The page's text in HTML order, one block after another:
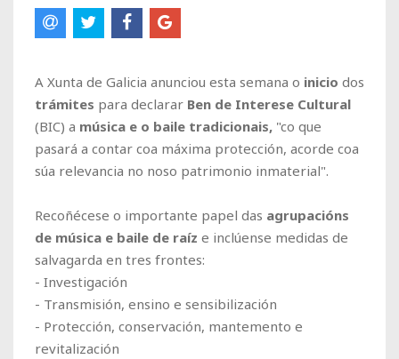
A Xunta de Galicia anunciou esta semana o inicio dos
trámites para declarar Ben de Interese Cultural
(BIC) a música e o baile tradicionais, "co que
pasará a contar coa máxima protección, acorde coa
súa relevancia no noso patrimonio inmaterial".
Recoñécese o importante papel das agrupacións
de música e baile de raíz e inclúense medidas de
salvagarda en tres frontes:
- Investigación
- Transmisión, ensino e sensibilización
- Protección, conservación, mantemento e
revitalización